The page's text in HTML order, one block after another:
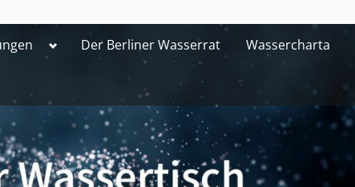
ToggleDer Berliner Wasserrat Wassercharta